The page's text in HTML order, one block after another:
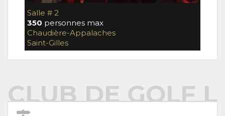
Salle # 2
350 personnes max
Chaudière-Appalaches
Saint-Gilles
CLUB DE GOLF